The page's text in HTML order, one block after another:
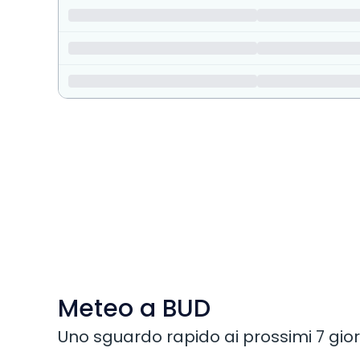
Meteo a BUD
Uno sguardo rapido ai prossimi 7